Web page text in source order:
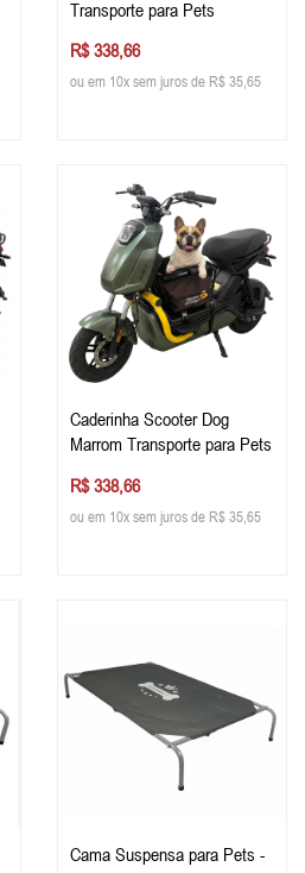
Transporte para Pets
R$ 338,66
ou em 10x sem juros de R$ 35,65
Caderinha Scooter Dog
Marrom Transporte para Pets
R$ 338,66
ou em 10x sem juros de R$ 35,65
Cama Suspensa para Pets -